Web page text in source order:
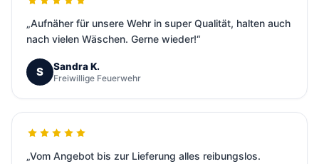
„Aufnäher für unsere Wehr in super Qualität, halten auch
nach vielen Wäschen. Gerne wieder!“
S Sandra K.
Freiwillige Feuerwehr
„Vom Angebot bis zur Lieferung alles reibungslos.